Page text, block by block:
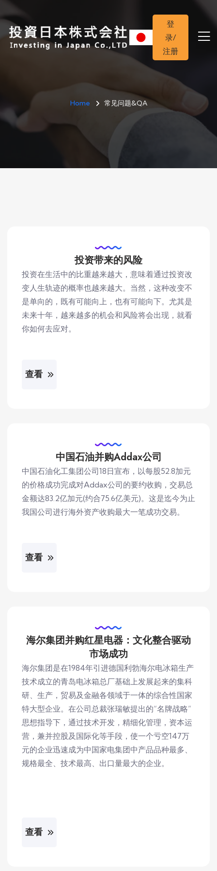
登
录/
注册
Home 常见问题&QA
投资带来的风险
投资在生活中的比重越来越大，意味着通过投资改
变人生轨迹的概率也越来越大。当然，这种改变不
是单向的，既有可能向上，也有可能向下。尤其是
未来十年，越来越多的机会和风险将会出现，就看
你如何去应对。
查看
中国石油并购Addax公司
中国石油化工集团公司18日宣布，以每股52.8加元
的价格成功完成对Addax公司的要约收购，交易总
金额达83.2亿加元(约合75.6亿美元)。这是迄今为止
我国公司进行海外资产收购最大一笔成功交易。
查看
海尔集团并购红星电器：文化整合驱动
市场成功
海尔集团是在1984年引进德国利勃海尔电冰箱生产
技术成立的青岛电冰箱总厂基础上发展起来的集科
研、生产，贸易及金融各领域于一体的综合性国家
特大型企业。在公司总裁张瑞敏提出的“名牌战略”
思想指导下，通过技术开发，精细化管理，资本运
营，兼并控股及国际化等手段，使一个亏空147万
元的企业迅速成为中国家电集团中产品品种最多、
规格最全、技术最高、出口量最大的企业。
查看